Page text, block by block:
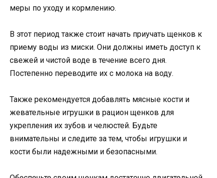
меры по уходу и кормлению.
В этот период также стоит начать приучать щенков к
приему воды из миски. Они должны иметь доступ к
свежей и чистой воде в течение всего дня.
Постепенно переводите их с молока на воду.
Также рекомендуется добавлять мясные кости и
жевательные игрушки в рацион щенков для
укрепления их зубов и челюстей. Будьте
внимательны и следите за тем, чтобы игрушки и
кости были надежными и безопасными.